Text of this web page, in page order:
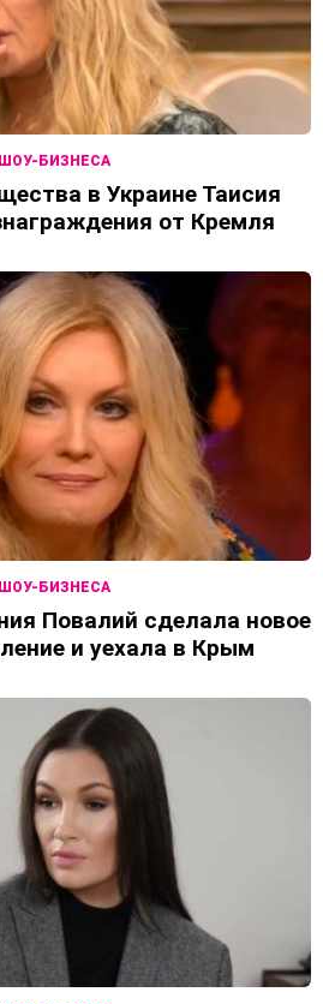
БИЗНЕСА
в Украине Таисия
от Кремля
БИЗНЕСА
Повалий сделала новое
и уехала в Крым